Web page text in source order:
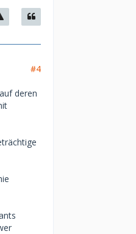
#4
deren